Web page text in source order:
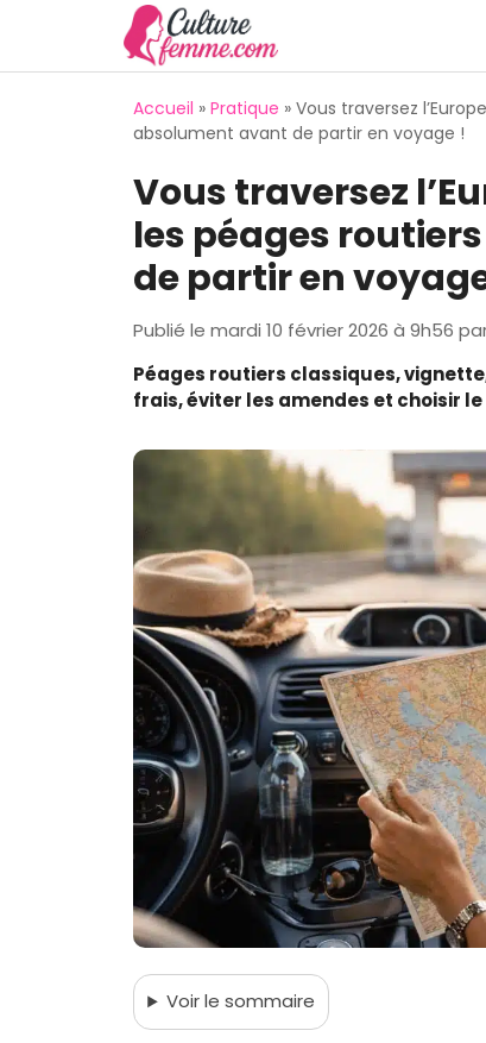
Accueil » Pratique » Vous traversez
absolument avant de partir en voyage !
Vous traversez
les péages
de partir en
Publié le mardi 10 février 2026 à 9h56
Péages routiers classiques,
frais, éviter les amendes et choisir
Voirle sommaire